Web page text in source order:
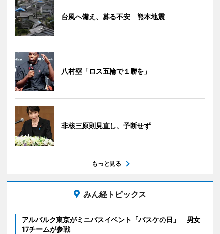
台風へ備え、募る不安 熊本地震
八村塁「ロス五輪で１勝を」
非核三原則見直し、予断せず
もっと見る
みん経トピックス
アルバルク東京がミニバスイベント「バスケの日」 男女
17チームが参戦